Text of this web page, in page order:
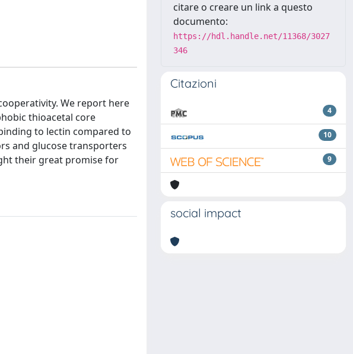
We report here
thioacetal core
to lectin compared to
and glucose transporters
their great promise for
citare o creare un link a questo
documento:
https://hdl.handle.net/11368/3027
346
Citazioni
4
10
9
social impact